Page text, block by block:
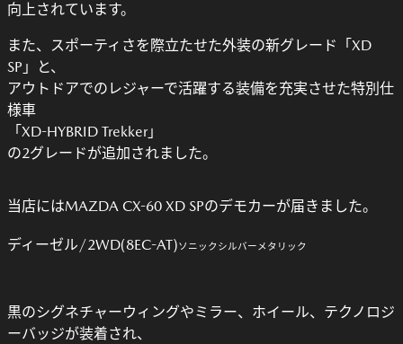
向上されています。
また、スポーティさを際立たせた外装の新グレード「XD
SP」と、
アウトドアでのレジャーで活躍する装備を充実させた特別仕
様車
「XD-HYBRID Trekker」
の2グレードが追加されました。
当店にはMAZDA CX-60 XD SPのデモカーが届きました。
ディーゼル/2WD(8EC-AT)ソニックシルバーメタリック
黒のシグネチャーウィングやミラー、ホイール、テクノロジ
ーバッジが装着され、